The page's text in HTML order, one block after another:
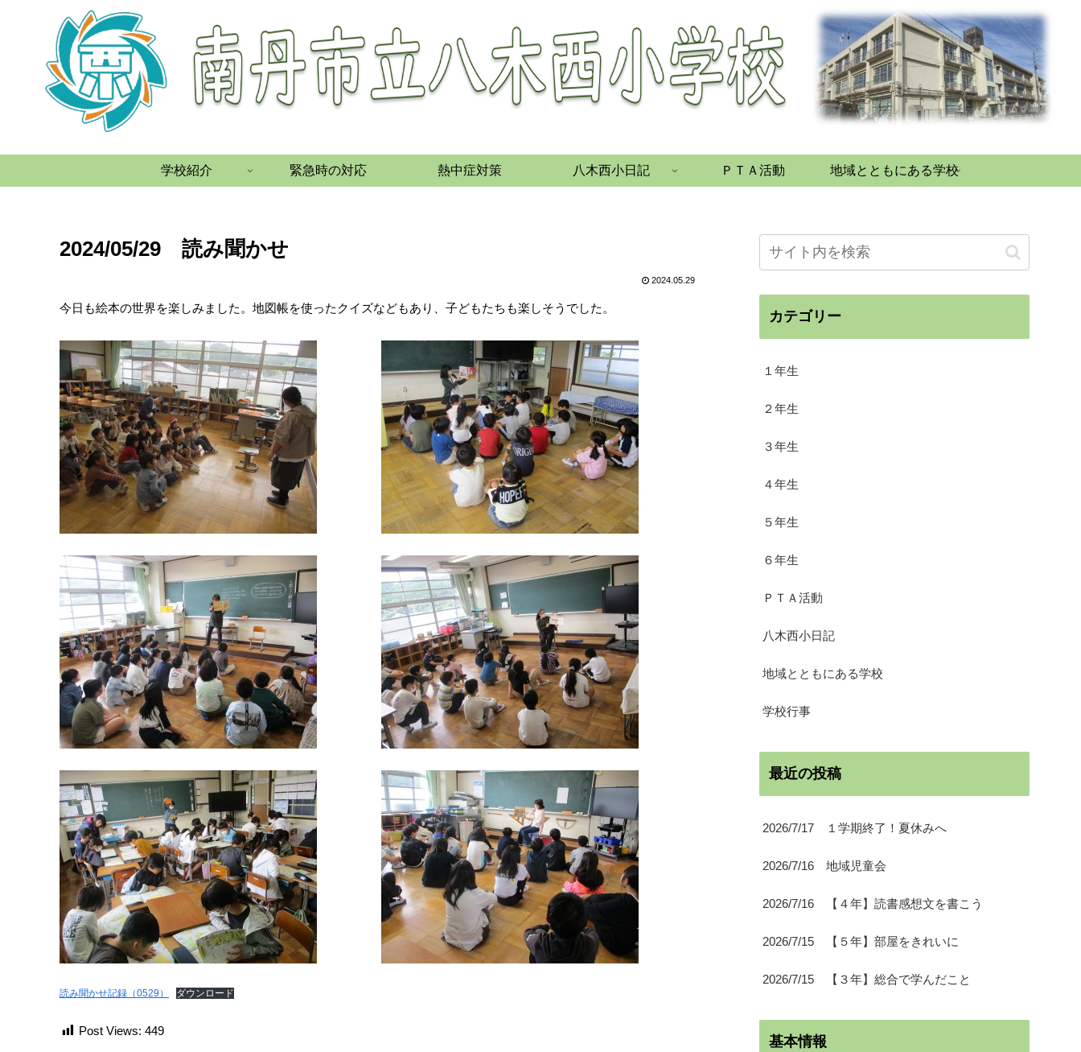
学校紹介 緊急時の対応 熱中症対策 八木西小日記 ＰＴＡ活動 地域とともにある学校
2024/05/29 読み聞かせ
2024.05.29
今日も絵本の世界を楽しみました。地図帳を使ったクイズなどもあり、子どもたちも楽しそうでした。
読み聞かせ記録（0529） ダウンロード
Post Views: 449
カテゴリー
１年生
２年生
３年生
４年生
５年生
６年生
ＰＴＡ活動
八木西小日記
地域とともにある学校
学校行事
最近の投稿
2026/7/17 １学期終了！夏休みへ
2026/7/16 地域児童会
2026/7/16 【４年】読書感想文を書こう
2026/7/15 【５年】部屋をきれいに
2026/7/15 【３年】総合で学んだこと
基本情報